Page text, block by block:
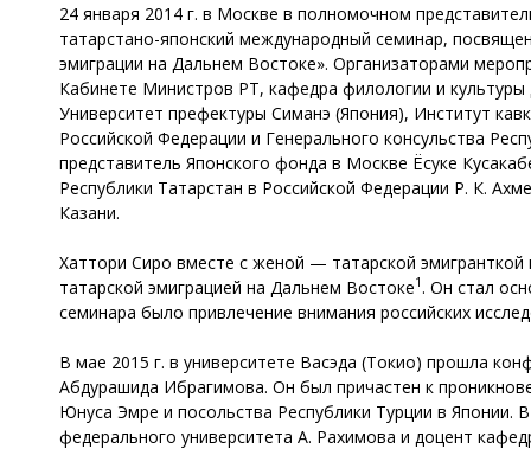
24 января 2014 г. в Москве в полномочном
татарстано-японский международный семинар,
эмиграции на Дальнем Востоке». Организаторами
Кабинете Министров РТ, кафедра филологии и
Университет префектуры Симанэ (Япония), Институт
Российской Федерации и Генерального консульства
представитель Японского фонда в Москве Ёсуке
Республики Татарстан в Российской Федерации Р. К.
Казани.
Хаттори Сиро вместе с женой — татарской
татарской эмиграцией на Дальнем Востоке1 . Он стал
семинара было привлечение внимания российских
В мае 2015 г. в университете Васэда (Токио) прошла
Абдурашида Ибрагимова. Он был причастен к
Юнуса Эмре и посольства Республики Турции в Японии.
федерального университета А. Рахимова и доцент